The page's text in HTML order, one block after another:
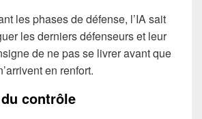
les phases de défense, l’IA sait
les derniers défenseurs et leur
de ne pas se livrer avant que
en renfort.
contrôle